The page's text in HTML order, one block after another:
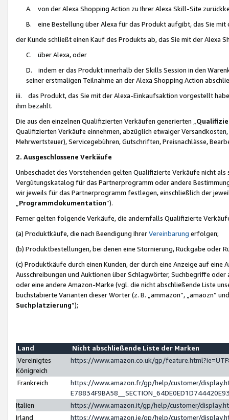
A. von der Alexa Shopping Action zu Ihrer Alexa Skill-Site
B. eine Bestellung über Alexa für das Produkt aufgibt, das Sie mit
der Kunde schließt einen Kauf des Produkts ab, das Sie mit der Alexa
C. über Alexa, oder
D. indem er das Produkt innerhalb der Skills Session in den
seiner erstmaligen Teilnahme an der Alexa Shopping Action
iii. das Produkt, das Sie mit der Alexa-Einkaufsaktion vorgestellt
ihm bezahlt.
Die aus den einzelnen Qualifizierten Verkäufen generierten „
Qualifizierten Verkäufe einnehmen, abzüglich etwaiger
Mehrwertsteuer), Servicegebühren, Gutschriften, Preisnachlässe,
2. Ausgeschlossene Verkäufe
Unbeschadet des Vorstehenden gelten Qualifizierte Verkäufe nicht
Vergütungskatalog für das Partnerprogramm oder andere
wir jeweils für das Partnerprogramm festlegen, einschließlich der
Programmdokumentation“).
Ferner gelten folgende Verkäufe, die andernfalls Qualifizierte
(a) Produktkäufe, die nach Beendigung IhrerVereinbarung erfolgen;
(b) Produktbestellungen, bei denen eine Stornierung, Rückgabe oder
(c) Produktkäufe durch einen Kunden, der durch eine Anzeige auf
Ausschreibungen und Auktionen über Schlagwörter, Suchbegriffe
oder eine andere Amazon-Marke (vgl. die nicht abschließende Liste
buchstabierte Varianten dieser Wörter (z. B. „ammazon“, „amaozn“
Suchplatzierung”);
Land
Nicht abschließende Liste der Marken
Vereinigtes
Königreich
https://www.amazon.co.uk/gp/
Frankreich
https://www.amazon.fr/gp/help/customer/
Italien
https://www.amazon.it/gp/help/customer/
Irland
https://www.amazon.ie/gp/help/customer/